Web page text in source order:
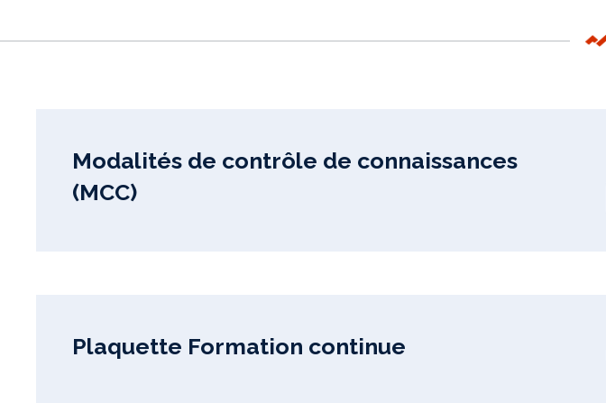
Modalités de contrôle de connaissances
(MCC)
Plaquette Formation continue